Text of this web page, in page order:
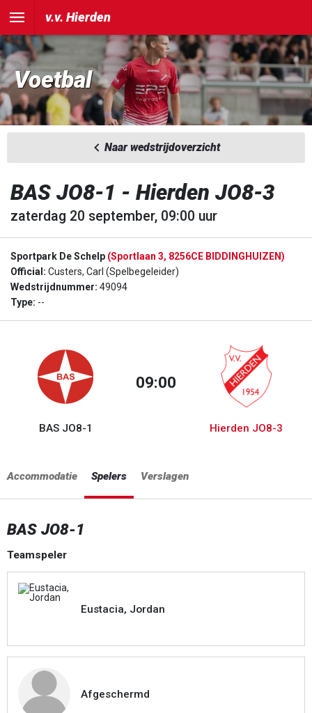
v.v. Hierden
Voetbal
Naar wedstrijdoverzicht
BAS JO8-1 - Hierden JO8-3
zaterdag 20 september, 09:00 uur
Sportpark De Schelp (Sportlaan 3, 8256CE BIDDINGHUIZEN)
Official: Custers, Carl (Spelbegeleider)
Wedstrijdnummer: 49094
Type: --
BAS JO8-1
09:00
Hierden JO8-3
Accommodatie Spelers Verslagen
BAS JO8-1
Teamspeler
Eustacia, Jordan
Afgeschermd